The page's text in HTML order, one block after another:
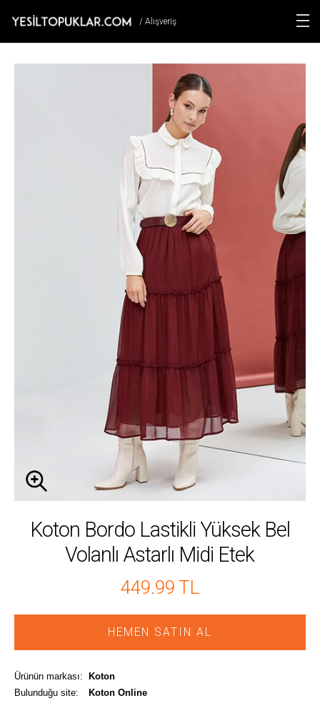
/ Alışveriş
Koton Bordo Lastikli Yüksek Bel
Volanlı Astarlı Midi Etek
449.99 TL
HEMEN SATIN AL
Ürünün markası:
Koton
Bulunduğu site:
Koton Online